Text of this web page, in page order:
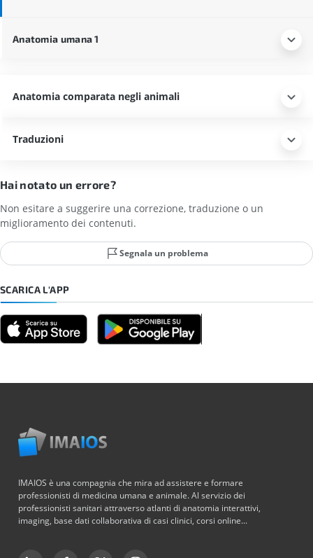
Anatomia umana 1
Anatomia comparata negli animali
Traduzioni
Hai notato un errore?
Non esitare a suggerire una correzione, traduzione o un
miglioramento dei contenuti.
Segnala un problema
SCARICA L'APP
IMAIOS è una compagnia che mira ad assistere e formare
professionisti di medicina umana e animale. Al servizio dei
professionisti sanitari attraverso atlanti di anatomia interattivi,
imaging, base dati collaborativa di casi clinici, corsi online...